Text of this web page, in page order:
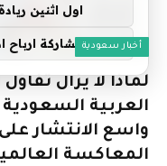
أخبار سعودية
لماذا لا يزال
العربية السعودية
واسع الانتشار
المعاكسة
اول اثنين
مشاركة